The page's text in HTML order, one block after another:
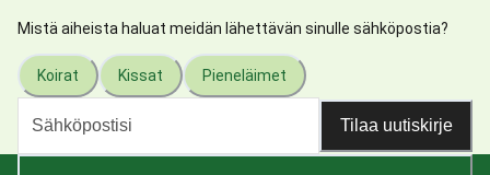
Mistä aiheista haluat meidän lähettävän sinulle sähköpostia?
Koirat Kissat Pieneläimet
Tilaa uutiskirje